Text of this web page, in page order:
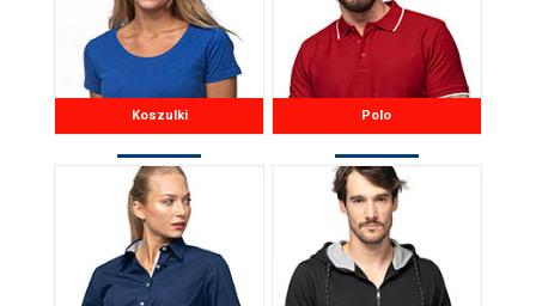
Koszulki Polo